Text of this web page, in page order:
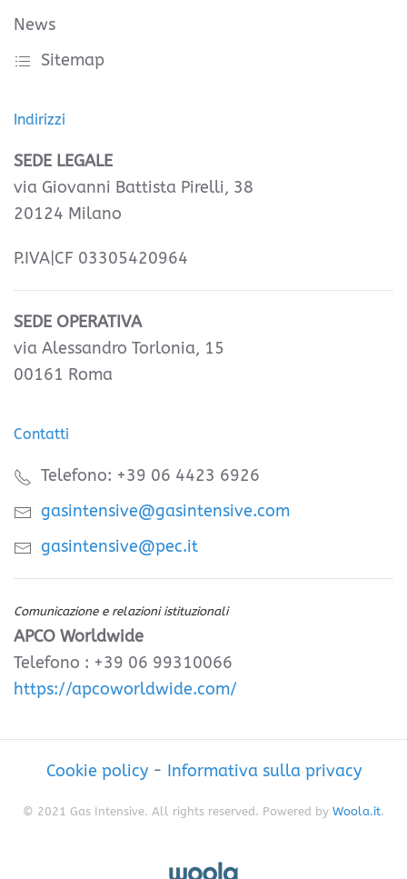
News
Sitemap
Indirizzi
SEDE LEGALE
via Giovanni Battista Pirelli, 38
20124 Milano
P.IVA|CF 03305420964
SEDE OPERATIVA
via Alessandro Torlonia, 15
00161 Roma
Contatti
Telefono: +39 06 4423 6926
gasintensive@gasintensive.com
gasintensive@pec.it
Comunicazione e relazioni istituzionali
APCO Worldwide
Telefono : +39 06 99310066
https://apcoworldwide.com/
Cookie policy- Informativa sulla privacy
© 2021 Gas Intensive. All rights reserved. Powered by Woola.it.